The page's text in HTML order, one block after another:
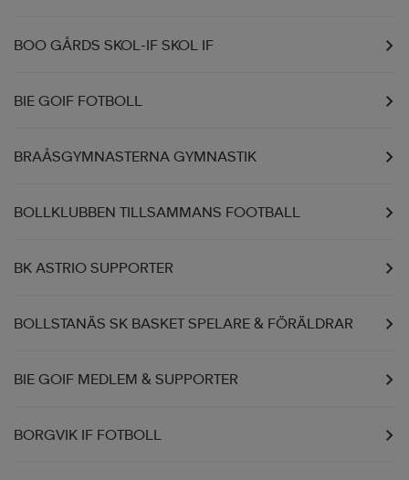
BOO GÅRDS SKOL-IF SKOL IF
BIE GOIF FOTBOLL
BRAÅSGYMNASTERNA GYMNASTIK
BOLLKLUBBEN TILLSAMMANS FOOTBALL
BK ASTRIO SUPPORTER
BOLLSTANÄS SK BASKET SPELARE & FÖRÄLDRAR
BIE GOIF MEDLEM & SUPPORTER
BORGVIK IF FOTBOLL